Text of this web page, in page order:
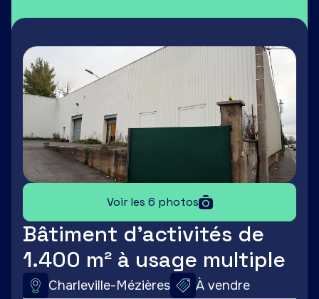
Voir les 6 photos
Bâtiment d'activités de
1.400 m² à usage multiple
Charleville-Mézières À vendre